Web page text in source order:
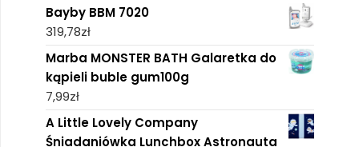
Bayby BBM 7020
319,78zł
Marba MONSTER BATH Galaretka do
kąpieli buble gum100g
7,99zł
A Little Lovely Company
Śniadaniówka Lunchbox Astronauta